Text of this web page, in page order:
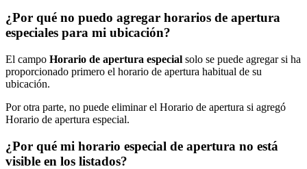
¿Por qué no puedo agregar horarios de apertura
especiales para mi ubicación?
El campo Horario de apertura especial solo se puede agregar si ha
proporcionado primero el horario de apertura habitual de su
ubicación.
Por otra parte, no puede eliminar el Horario de apertura si agregó
Horario de apertura especial.
¿Por qué mi horario especial de apertura no está
visible en los listados?